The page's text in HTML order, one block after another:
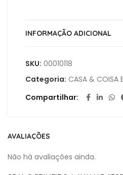
INFORMAÇÃO ADICIONAL
SKU: 00010118
Categoria: CASA & COISA
Compartilhar
AVALIAÇÕES
Não há avaliações ainda.